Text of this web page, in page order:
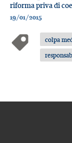
riforma priva di
19/01/2015
colpa